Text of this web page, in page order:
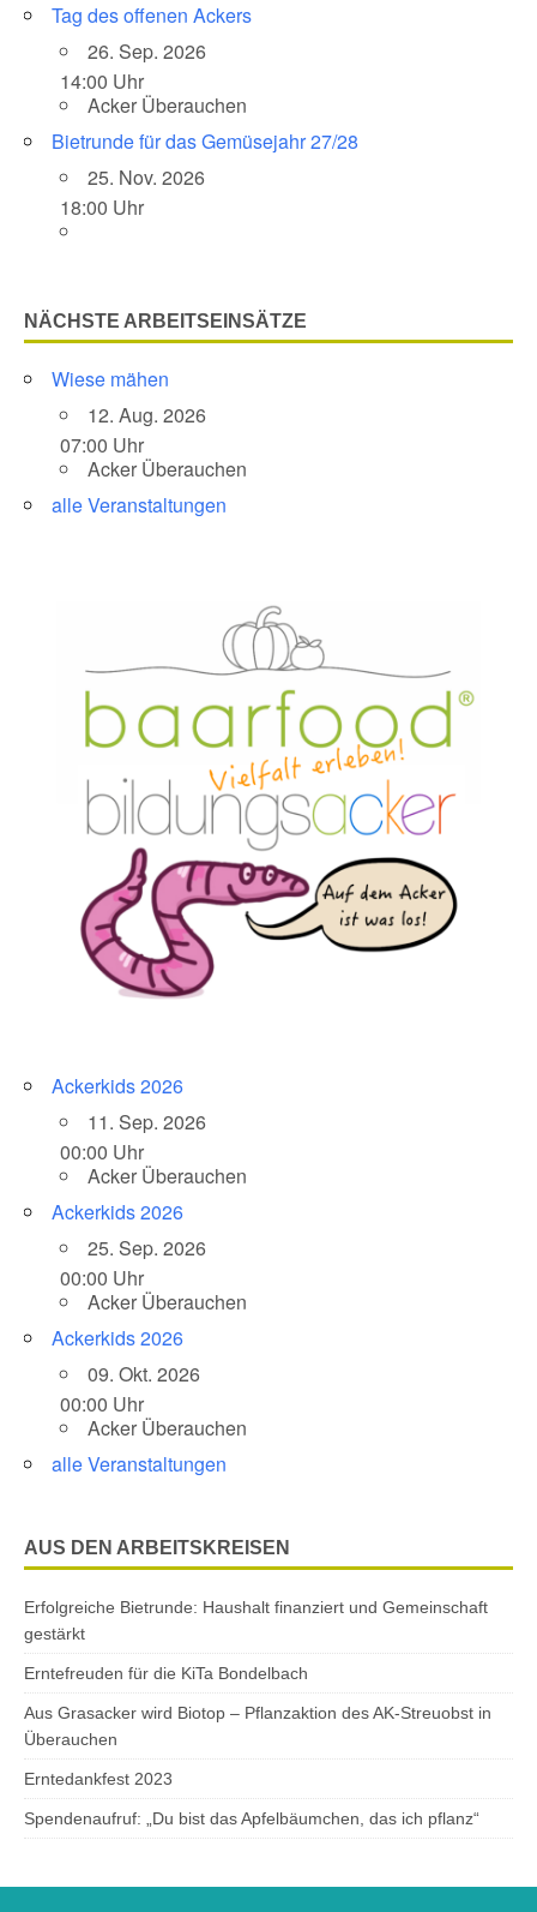
Tag des offenen Ackers
26. Sep. 2026
14:00 Uhr
Acker Überauchen
Bietrunde für das Gemüsejahr 27/28
25. Nov. 2026
18:00 Uhr
NÄCHSTE ARBEITSEINSÄTZE
Wiese mähen
12. Aug. 2026
07:00 Uhr
Acker Überauchen
alle Veranstaltungen
Ackerkids 2026
11. Sep. 2026
00:00 Uhr
Acker Überauchen
Ackerkids 2026
25. Sep. 2026
00:00 Uhr
Acker Überauchen
Ackerkids 2026
09. Okt. 2026
00:00 Uhr
Acker Überauchen
alle Veranstaltungen
AUS DEN ARBEITSKREISEN
Erfolgreiche Bietrunde: Haushalt finanziert und Gemeinschaft
gestärkt
Erntefreuden für die KiTa Bondelbach
Aus Grasacker wird Biotop – Pflanzaktion des AK-Streuobst in
Überauchen
Erntedankfest 2023
Spendenaufruf: „Du bist das Apfelbäumchen, das ich pflanz“